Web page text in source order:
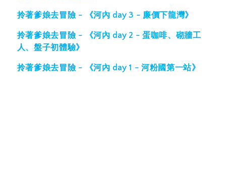
拎著爹娘去冒險 - 《河內 day 3 - 廉價下龍灣》
拎著爹娘去冒險 - 《河內 day 2 - 蛋咖啡、砌牆工
人、盤子初體驗》
拎著爹娘去冒險 - 《河內 day 1 - 河粉國第一站》